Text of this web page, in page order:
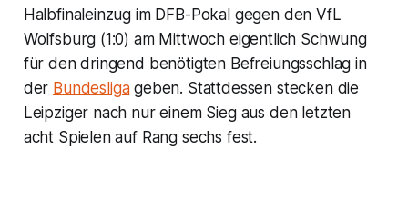
Halbfinaleinzug im DFB-Pokal gegen den VfL
Wolfsburg (1:0) am Mittwoch eigentlich Schwung
für den dringend benötigten Befreiungsschlag in
der Bundesligageben. Stattdessen stecken die
Leipziger nach nur einem Sieg aus den letzten
acht Spielen auf Rang sechs fest.